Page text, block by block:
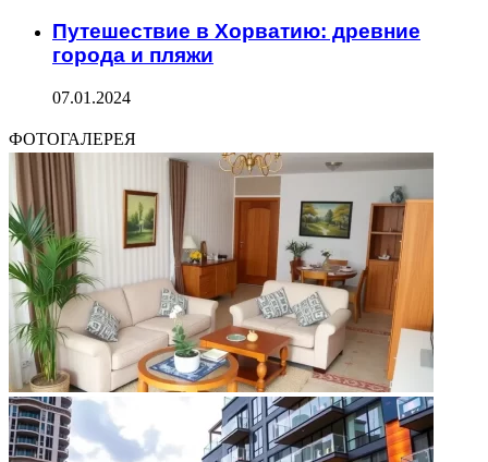
Путешествие в Хорватию: древние
города и пляжи
07.01.2024
ФОТОГАЛЕРЕЯ